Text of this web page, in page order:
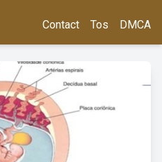
Contact Tos DMCA